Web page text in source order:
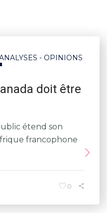
- OPINIONS
doit être
étend son
francophone
0